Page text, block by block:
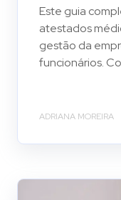
Este guia
atestados
gestão da
funcionários.
ADRIANA MOREIRA